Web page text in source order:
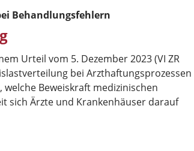
Behandlungsfehlern
Urteil vom 5. Dezember 2023 (VI ZR
bei Arzthaftungsprozessen
Beweiskraft medizinischen
sich Ärzte und Krankenhäuser darauf